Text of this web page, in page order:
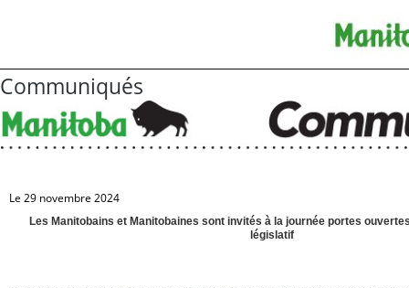
Communiqués
Le 29 novembre 2024
Les Manitobains et Manitobaines sont invités à la journée portes
législatif